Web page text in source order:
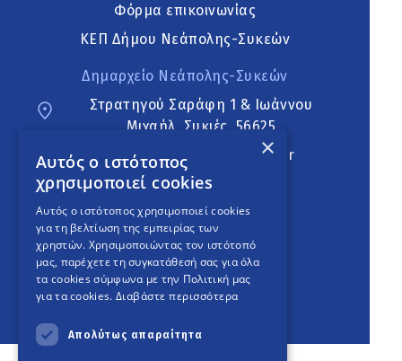
Φόρμα επικοινωνίας
ΚΕΠ Δήμου Νεάπολης-Συκεών
Δημαρχείο Νεάπολης-Συκεών
Στρατηγού Σαράφη 1 & Ιωάννου
Μιχαήλ, Συκιές, 56625
neapoli.sykies@ddt.gov.gr
Ακολουθήστε
English Version
An project
×
Αυτός ο ιστότοπος
χρησιμοποιεί cookies
Αυτός ο ιστότοπος χρησιμοποιεί cookies
για τη βελτίωση της εμπειρίας των
χρηστών. Χρησιμοποιώντας τον ιστότοπό
μας, παρέχετε τη συγκατάθεσή σας για όλα
τα cookies σύμφωνα με την Πολιτική μας
για τα cookies. Διαβάστε περισσότερα
Απολύτως απαραίτητα